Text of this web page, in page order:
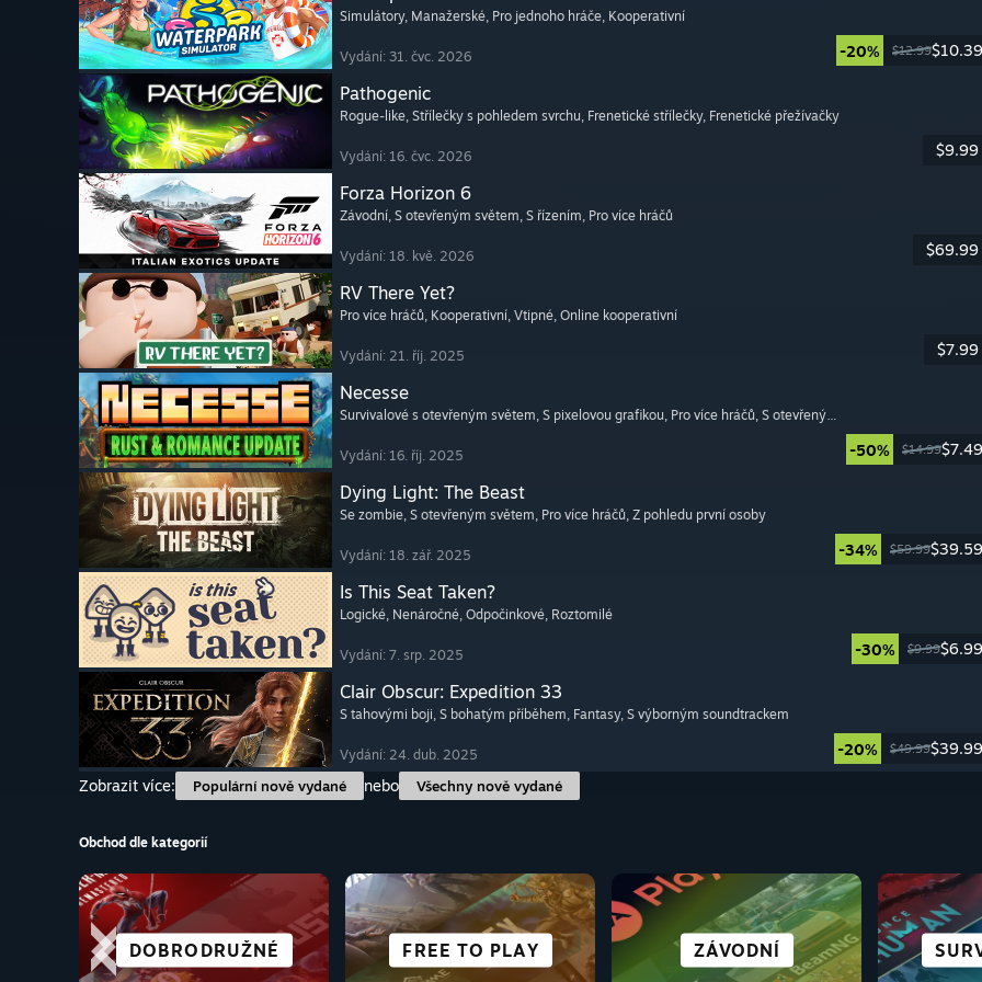
Simulátory, Manažerské, Pro jednoho hráče, Kooperativní
Vydání: 31. čvc. 2026 -20% $12.99$10.39
Pathogenic
Rogue-like, Střílečky s pohledem svrchu, Frenetické střílečky, Frenetické přežívačky
Vydání: 16. čvc. 2026 $9.99
Forza Horizon 6
Závodní, S otevřeným světem, S řízením, Pro více hráčů
Vydání: 18. kvě. 2026 $69.99
RV There Yet?
Pro více hráčů, Kooperativní, Vtipné, Online kooperativní
Vydání: 21. říj. 2025 $7.99
Necesse
Survivalové s otevřeným světem, S pixelovou grafikou, Pro více hráčů, S otevřeným světem
Vydání: 16. říj. 2025 -50% $14.99$7.49
Dying Light: The Beast
Se zombie, S otevřeným světem, Pro více hráčů, Z pohledu první osoby
Vydání: 18. zář. 2025 -34% $59.99$39.59
Is This Seat Taken?
Logické, Nenáročné, Odpočinkové, Roztomilé
Vydání: 7. srp. 2025 -30% $9.99$6.99
Clair Obscur: Expedition 33
S tahovými boji, S bohatým příběhem, Fantasy, S výborným soundtrackem
Vydání: 24. dub. 2025 -20% $49.99$39.99
Zobrazit více:
Populární nově vydané nebo Všechny nově vydané
Obchod dle kategorií
DOBRODRUŽNÉ FREE TO PLAY ZÁVODNÍ
AKČNÍ IDEÁLNÍ PRO DECK
S BOHATÝM
PŘÍBĚHEM
KOOPERATIVNÍ VIZUÁLNÍ NOVELY ANIME
SIMULÁTORY VŠECHNY SPORTY MĚSTA A OSADY